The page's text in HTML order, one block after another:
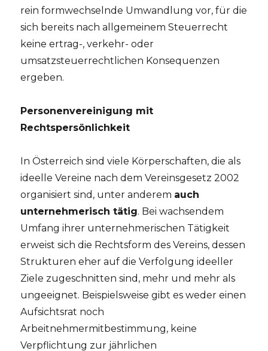
rein formwechselnde Umwandlung vor, für die
sich bereits nach allgemeinem Steuerrecht
keine ertrag-, verkehr- oder
umsatzsteuerrechtlichen Konsequenzen
ergeben.
Personenvereinigung mit
Rechtspersönlichkeit
In Österreich sind viele Körperschaften, die als
ideelle Vereine nach dem Vereinsgesetz 2002
organisiert sind, unter anderem auch
unternehmerisch tätig. Bei wachsendem
Umfang ihrer unternehmerischen Tätigkeit
erweist sich die Rechtsform des Vereins, dessen
Strukturen eher auf die Verfolgung ideeller
Ziele zugeschnitten sind, mehr und mehr als
ungeeignet. Beispielsweise gibt es weder einen
Aufsichtsrat noch
Arbeitnehmermitbestimmung, keine
Verpflichtung zur jährlichen